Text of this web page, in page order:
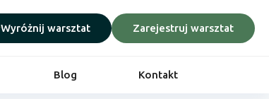
Wyróżnij warsztat Zarejestruj warsztat
Blog Kontakt